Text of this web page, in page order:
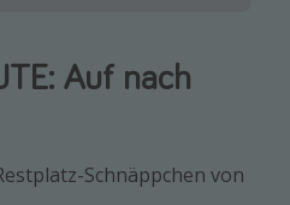
Auf nach
Schnäppchen von